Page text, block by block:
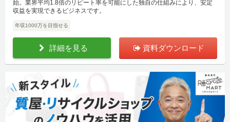
始。業界平均1.8倍のリピート率を可能にした独自の仕組みにより、安定
収益を実現できるビジネスです。
年収1000万を目指せる
詳細を見る 資料ダウンロード